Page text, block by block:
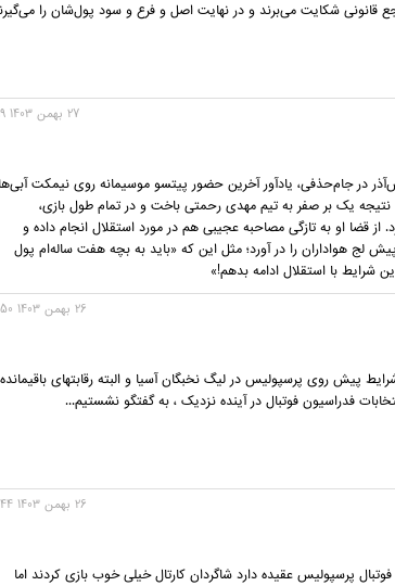
قانونی شکایت می‌برند و در نهایت اصل و فرع و سود پول‌شان را
27 بهمن 1403 11:19
در جام‌حذفی، یادآور آخرین حضور پیتسو موسیمانه روی نیمکت آبی‌ها
نتیجه یک بر صفر به تیم مهدی رحمتی باخت و در تمام طول بازی،
قضا او به تازگی مصاحبه عجیبی هم در مورد استقلال انجام داده و
لج هواداران را در آورد؛ مثل این که «باید به بچه هفت ساله‌ام پول
26 بهمن 1403 17:50
پیش روی پرسپولیس در لیگ نخبگان آسیا و البته رقابتهای باقیمانده
فدراسیون فوتبال در آینده نزدیک ، به گفتگو نشستیم...
26 بهمن 1403 17:44
پرسپولیس عقیده دارد شاگردان کارتال خیلی خوب بازی کردند اما